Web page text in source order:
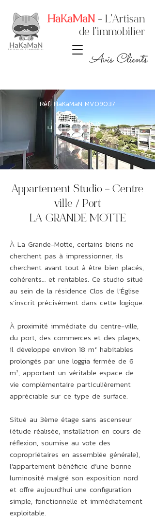
HaKaMaN - L'Artisan
de l'immobilier
Avis Clients
Réf. HaKaMaN MV09037
< NOS PROJETS
Appartement Studio – Centre
ville / Port
LA GRANDE MOTTE
À La Grande-Motte, certains biens ne
cherchent pas à impressionner, ils
cherchent avant tout à être bien placés,
cohérents… et rentables. Ce studio situé
au sein de la résidence Clos de l’Église
s’inscrit précisément dans cette logique.
À proximité immédiate du centre-ville,
du port, des commerces et des plages,
il développe environ 18 m² habitables
prolongés par une loggia fermée de 6
m², apportant un véritable espace de
vie complémentaire particulièrement
appréciable sur ce type de surface.
Situé au 3ème étage sans ascenseur
(étude réalisée, installation en cours de
réflexion, soumise au vote des
copropriétaires en assemblée générale),
l’appartement bénéficie d’une bonne
luminosité malgré son exposition nord
et offre aujourd’hui une configuration
simple, fonctionnelle et immédiatement
exploitable.